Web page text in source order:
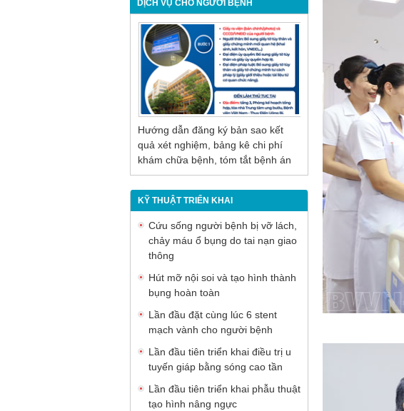
điều trị bị chậm trễ
Nội soi mật tụy
ngược dòng – Giải
pháp tối ưu cho
người bệnh sỏi ống
mật chủ
DỊCH VỤ CHO NGƯỜI BỆNH
Hướng dẫn đăng ký bản sao kết
quả xét nghiệm, bảng kê chi phí
khám chữa bệnh, tóm tắt bệnh án
KỸ THUẬT TRIỂN KHAI
Cứu sống người bệnh bị vỡ lách,
chảy máu ổ bụng do tai nạn giao
thông
Hút mỡ nội soi và tạo hình thành
bụng hoàn toàn
Lần đầu đặt cùng lúc 6 stent
mạch vành cho người bệnh
Lần đầu tiên triển khai điều trị u
tuyến giáp bằng sóng cao tần
Lần đầu tiên triển khai phẫu thuật
tạo hình nâng ngực